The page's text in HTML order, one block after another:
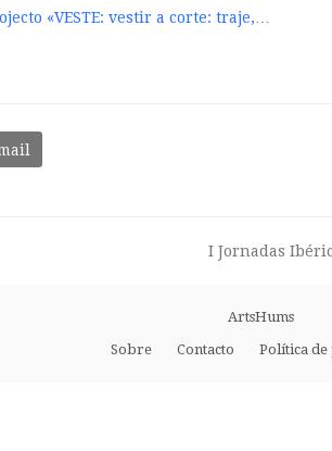
«VESTE: vestir a corte: traje,…
next
I Jornadas
ArtsHums
Sobre
Contacto Política